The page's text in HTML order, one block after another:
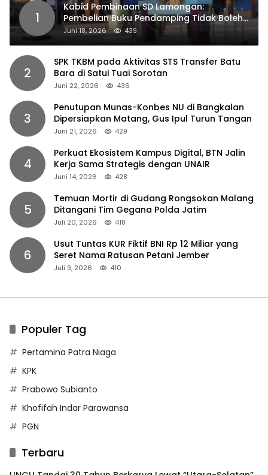
1
Kabid Pembinaan SD Lamongan:
Pembelian Buku Pendamping Tidak Boleh
Dipaksakan
Juni 18, 2026 439
2
SPK TKBM pada Aktivitas STS Transfer Batu
Bara di Satui Tuai Sorotan
Juni 22, 2026 436
3
Penutupan Munas-Konbes NU di Bangkalan
Dipersiapkan Matang, Gus Ipul Turun Tangan
Juni 21, 2026 429
4
Perkuat Ekosistem Kampus Digital, BTN Jalin
Kerja Sama Strategis dengan UNAIR
Juni 14, 2026 428
5
Temuan Mortir di Gudang Rongsokan Malang
Ditangani Tim Gegana Polda Jatim
Juli 20, 2026 418
6
Usut Tuntas KUR Fiktif BNI Rp 12 Miliar yang
Seret Nama Ratusan Petani Jember
Juli 9, 2026 410
Populer Tag
Pertamina Patra Niaga
KPK
Prabowo Subianto
Khofifah Indar Parawansa
PGN
Terbaru